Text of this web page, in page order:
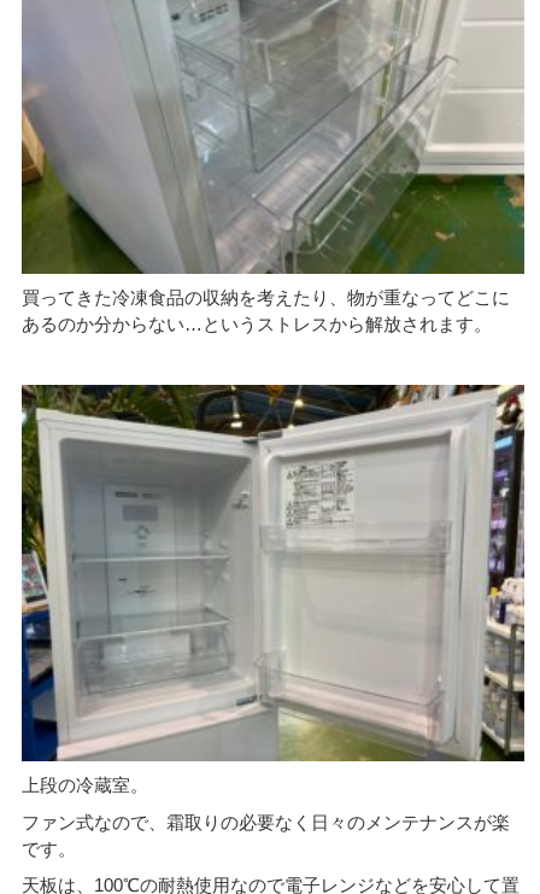
買ってきた冷凍食品の収納を考えたり、物が重なってどこに
あるのか分からない…というストレスから解放されます。
上段の冷蔵室。
ファン式なので、霜取りの必要なく日々のメンテナンスが楽
です。
天板は、100℃の耐熱使用なので電子レンジなどを安心して置